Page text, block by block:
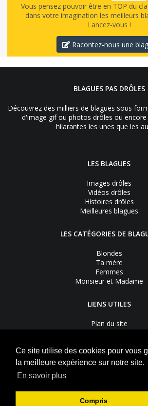
Ce site utilise des cookies pour vous
la meilleure expérience sur notre site.
En savoir plus
Compris
Vous pensez pouvoir être en TOP du
dans votre imagination les meilleurs
Lancez-vous !
Racontez-nous une
BLAGUES PAS DRÔLES
Découvrez des milliers de blagues sous
d'image gif ou photos drôles ou encore
hilarantes les unes que les
LES BLAGUES
Images drôles
Vidéos drôles
Histoires drôles
Meilleures blagues
LES CATÉGORIES DE
Blondes
Ta mère
Femmes
Monsieur et Madame
LIENS UTILES
Plan du site
Nous contacter
Mentions légales
Vie privée
Suivez-nous sur Facebook